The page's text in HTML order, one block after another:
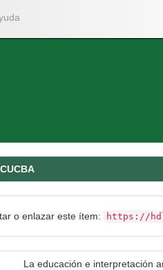
CUCBA
o enlazar este ítem: https://
La educación e interpretación